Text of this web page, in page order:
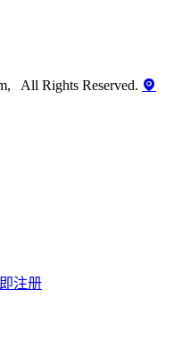
All Rights Reserved.
注册